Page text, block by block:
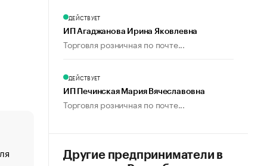
«От спорта тело стареет иначе». Как живет глава
ДЕЙСТВУЕТ
ИП Агаджанова Ирина Яковлевна
Торговля розничная по почте...
ДЕЙСТВУЕТ
ИП Печинская Мария Вячеславовна
Торговля розничная по почте...
Другие предприниматели в